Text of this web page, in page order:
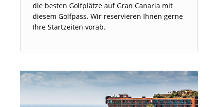
die besten Golfplätze auf Gran Canaria mit
diesem Golfpass. Wir reservieren Ihnen gerne
Ihre Startzeiten vorab.